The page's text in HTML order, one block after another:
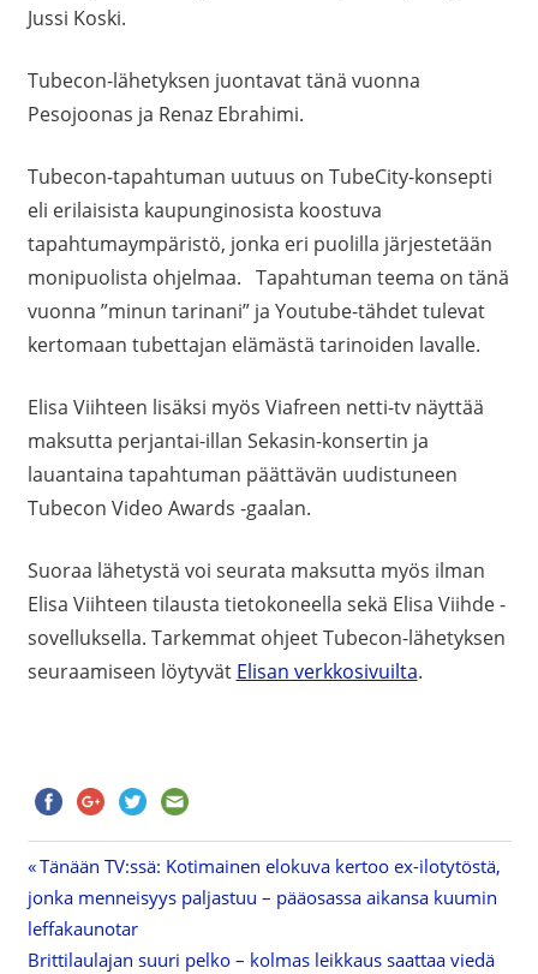
Jussi Koski.
Tubecon-lähetyksen juontavat tänä vuonna
Pesojoonas ja Renaz Ebrahimi.
Tubecon-tapahtuman uutuus on TubeCity-konsepti
eli erilaisista kaupunginosista koostuva
tapahtumaympäristö, jonka eri puolilla järjestetään
monipuolista ohjelmaa. Tapahtuman teema on tänä
vuonna ”minun tarinani” ja Youtube-tähdet tulevat
kertomaan tubettajan elämästä tarinoiden lavalle.
Elisa Viihteen lisäksi myös Viafreen netti-tv näyttää
maksutta perjantai-illan Sekasin-konsertin ja
lauantaina tapahtuman päättävän uudistuneen
Tubecon Video Awards -gaalan.
Suoraa lähetystä voi seurata maksutta myös ilman
Elisa Viihteen tilausta tietokoneella sekä Elisa Viihde -
sovelluksella. Tarkemmat ohjeet Tubecon-lähetyksen
seuraamiseen löytyvät Elisan verkkosivuilta.
Artikkelien
selaus
Previous
Post:
Tänään TV:ssä: Kotimainen elokuva kertoo ex-ilotytöstä,
jonka menneisyys paljastuu – pääosassa aikansa kuumin
leffakaunotar
Next
Brittilaulajan suuri pelko – kolmas leikkaus saattaa viedä